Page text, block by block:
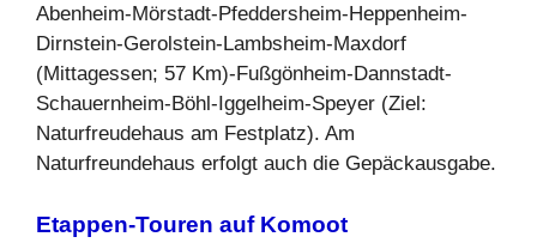
Abenheim-Mörstadt-Pfeddersheim-Heppenheim-
Dirnstein-Gerolstein-Lambsheim-Maxdorf
(Mittagessen; 57 Km)-Fußgönheim-Dannstadt-
Schauernheim-Böhl-Iggelheim-Speyer (Ziel:
Naturfreudehaus am Festplatz). Am
Naturfreundehaus erfolgt auch die Gepäckausgabe.
Etappen-Touren auf Komoot